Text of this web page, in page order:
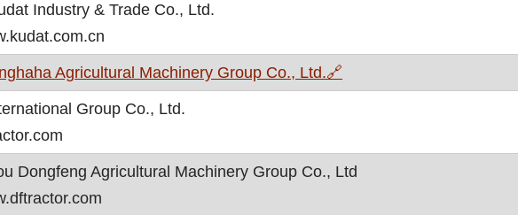
Industry & Trade Co., Ltd.
Agricultural Machinery Group Co., Ltd.🔗
Group Co., Ltd.
Dongfeng Agricultural Machinery Group Co., Ltd